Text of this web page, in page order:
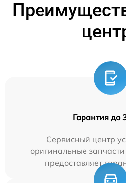
Гарантия до
Сервисный центр
оригинальные
предоставляет